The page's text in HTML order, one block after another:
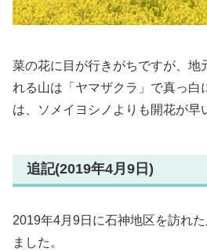
菜の花に目が行きがちですが、地
れる山は「ヤマザクラ」で真っ白
は、ソメイヨシノよりも開花が早
追記(2019年4月9日)
2019年4月9日に石神地区を訪れ
ました。